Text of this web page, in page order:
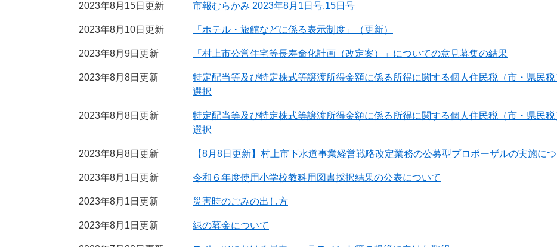
2023年8月15日更新 市報むらかみ 2023年8月1日号,15日号
2023年8月10日更新 「ホテル・旅館などに係る表示制度」（更新）
2023年8月9日更新 「村上市公営住宅等長寿命化計画（改定案）」についての意見募集の結果
2023年8月8日更新
特定配当等及び特定株式等譲渡所得金額に係る所得に関する個人住民税（市・県民
選択
2023年8月8日更新
特定配当等及び特定株式等譲渡所得金額に係る所得に関する個人住民税（市・県民
選択
2023年8月8日更新 【8月8日更新】村上市下水道事業経営戦略改定業務の公募型プロポーザルの実施に
2023年8月1日更新 令和６年度使用小学校教科用図書採択結果の公表について
2023年8月1日更新 災害時のごみの出し方
2023年8月1日更新 緑の募金について